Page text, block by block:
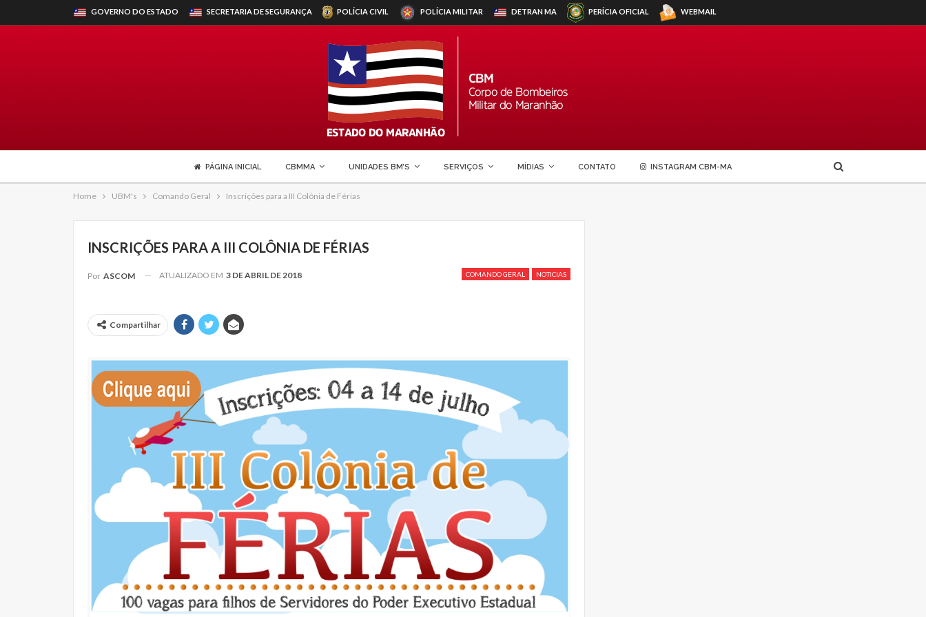
GOVERNO DO ESTADO SECRETARIA DE SEGURANÇA POLÍCIA CIVIL POLÍCIA MILITAR DETRANMA PERÍCIA OFICIAL WEBMAIL
PÁGINA INICIAL CBMMA UNIDADES BM’S SERVIÇOS MÍDIAS CONTATO INSTAGRAM CBM-MA
Home UBM's Comando Geral Inscrições para a III Colônia de Férias
INSCRIÇÕES PARA A III COLÔNIA DE FÉRIAS
COMANDO GERAL NOTICIAS
Por ASCOM ATUALIZADO EM 3 DE ABRIL DE 2018
Compartilhar